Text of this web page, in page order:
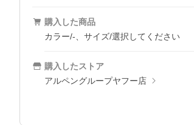
購入した商品
カラー/-、サイズ/選択してください
購入したストア
アルペングループヤフー店